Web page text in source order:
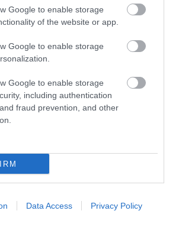
Google to enable storage
of the website or app.
Google to enable storage
Google to enable storage
including authentication
fraud prevention, and other
Data Access Privacy Policy
με 30ετή πορεία,
σε ένα ευρύ πεδίο
και εκπαιδευτικών υπηρεσιών.